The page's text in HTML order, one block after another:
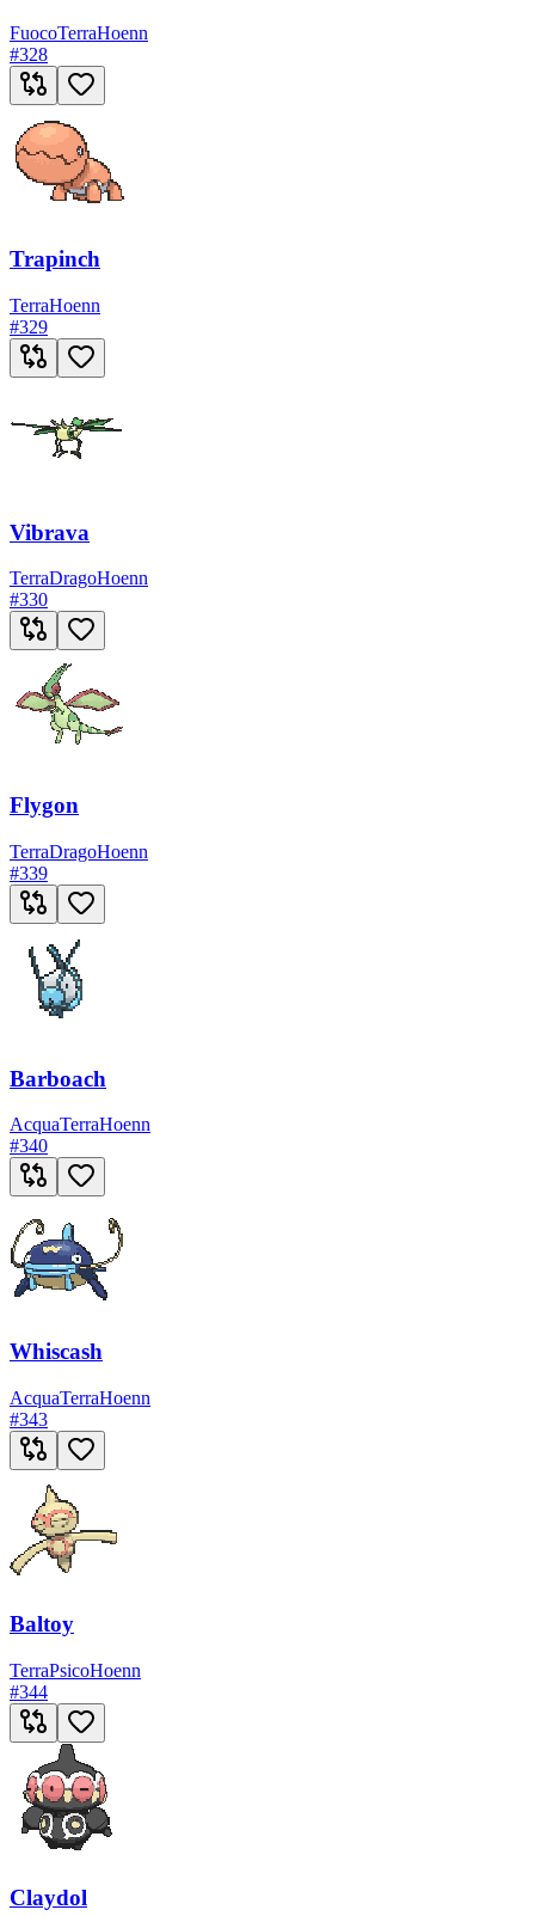
FuocoTerraHoenn
#328
Trapinch
TerraHoenn
#329
Vibrava
TerraDragoHoenn
#330
Flygon
TerraDragoHoenn
#339
Barboach
AcquaTerraHoenn
#340
Whiscash
AcquaTerraHoenn
#343
Baltoy
TerraPsicoHoenn
#344
Claydol